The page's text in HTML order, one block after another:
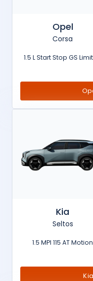
Opel
Corsa
1.5 L Start Stop GS
Kia
Seltos
1.5 MPI 115 AT Motion